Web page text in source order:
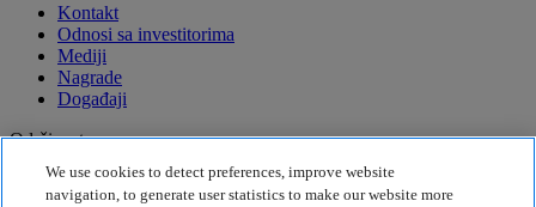
Kontakt
Odnosi sa investitorima
Mediji
Nagrade
Događaji
Održivost
Održivost
We use cookies to detect preferences, improve website
navigation, to generate user statistics to make our website more